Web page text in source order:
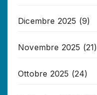
Dicembre 2025 (9)
Novembre 2025 (21)
Ottobre 2025 (24)